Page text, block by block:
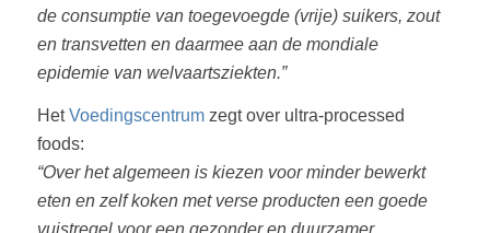
de consumptie van toegevoegde (vrije) suikers, zout
en transvetten en daarmee aan de mondiale
epidemie van welvaartsziekten.”
HetVoedingscentrumzegt over ultra-processed
foods:
“Over het algemeen is kiezen voor minder bewerkt
eten en zelf koken met verse producten een goede